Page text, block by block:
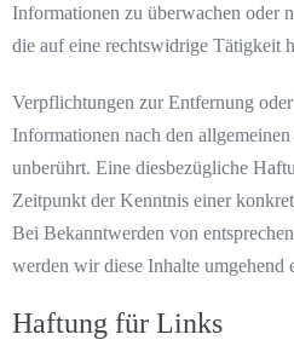
Informationen zu überwachen oder
die auf eine rechtswidrige Tätigkeit
Verpflichtungen zur Entfernung
Informationen nach den
unberührt. Eine diesbezügliche
Zeitpunkt der Kenntnis einer
Bei Bekanntwerden von
werden wir diese Inhalte umgehend
Haftung für Links